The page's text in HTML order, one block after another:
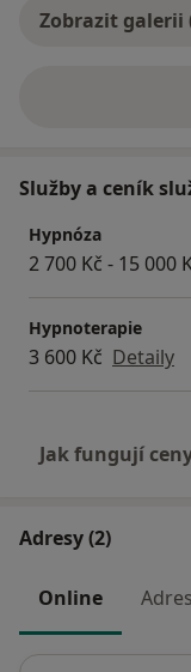
Zobrazit galerii
Služby a ceník
Hypnóza
2 700 Kč - 15 000
Hypnoterapie
3 600 Kč Detaily
Jak fungují
Adresy (2)
Online